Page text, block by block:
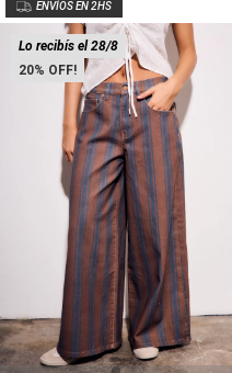
20
Lo recibís el 28/8
Talle